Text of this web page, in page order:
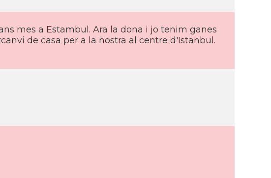
mes a Estambul. Ara la dona i jo tenim ganes
de casa per a la nostra al centre d'Istanbul.